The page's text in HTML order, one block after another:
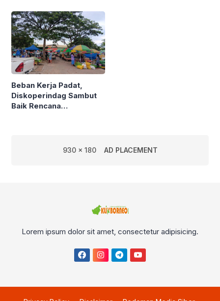
Kalimantan
Beban Kerja Padat,
Diskoperindag Sambut
Baik Rencana
930 x 180 AD PLACEMENT
Lorem ipsum dolor sit amet, consectetur adipisicing.